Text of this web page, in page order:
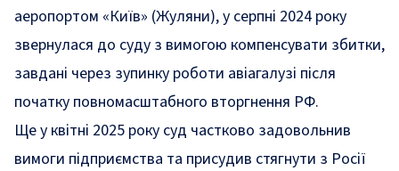
аеропортом «Київ» (Жуляни), у серпні 2024 року
звернулася до суду з вимогою компенсувати збитки,
завдані через зупинку роботи авіагалузі після
початку повномасштабного вторгнення РФ.
Ще у квітні 2025 року суд частково задовольнив
вимоги підприємства та присудив стягнути з Росії